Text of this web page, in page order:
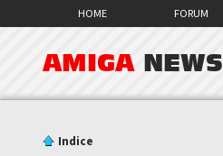
HOME FORUM
AMIGA NEWS
Indice